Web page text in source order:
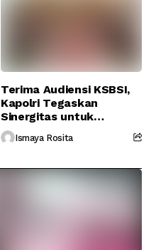
Terima Audiensi KSBSI,
Kapolri Tegaskan
Sinergitas untuk
Perjuangkan Hak Buruh
Ismaya Rosita